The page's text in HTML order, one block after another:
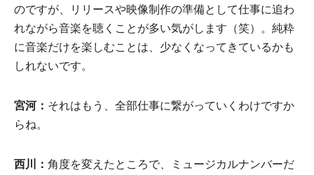
のですが、リリースや映像制作の準備として仕事に追わ
れながら音楽を聴くことが多い気がします（笑）。純粋
に音楽だけを楽しむことは、少なくなってきているかも
しれないです。
宮河： それはもう、全部仕事に繋がっていくわけですか
らね。
西川： 角度を変えたところで、ミュージカルナンバーだ